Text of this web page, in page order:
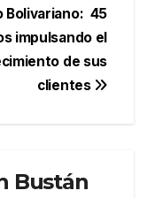
Bolivariano: 45
impulsando el
de sus
clientes
Bustán